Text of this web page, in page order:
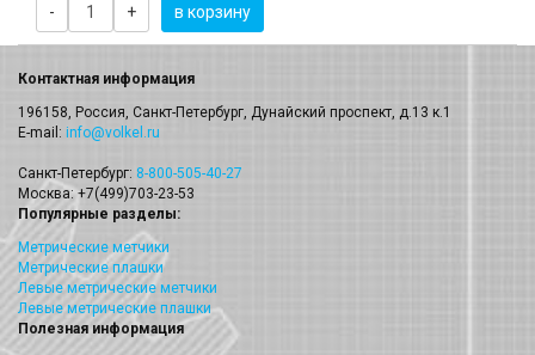
- + в корзину
Контактная информация
196158, Россия, Санкт-Петербург, Дунайский проспект, д.13 к.1
E-mail: info@volkel.ru
Санкт-Петербург: 8-800-505-40-27
Москва: +7(499)703-23-53
Популярные разделы:
Метрические метчики
Метрические плашки
Левые метрические метчики
Левые метрические плашки
Полезная информация